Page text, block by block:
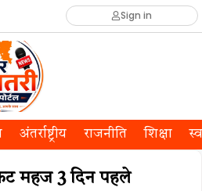
Sign in
अंतर्राष्ट्रीय राजनीति शिक्षा
महज 3 दिन पहले